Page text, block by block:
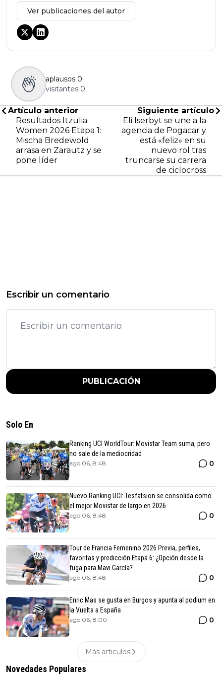
Ver publicaciones del autor
aplausos 0
visitantes 0
Artículo anterior
Resultados Itzulia
Women 2026 Etapa 1:
Mischa Bredewold
arrasa en Zarautz y se
pone líder
Siguiente artículo
Eli Iserbyt se une a la
agencia de Pogacar y
está «feliz» en su
nuevo rol tras
truncarse su carrera
de ciclocross
Escribir un comentario
PUBLICACIÓN
Solo En
Ranking UCI WorldTour: Movistar Team suma, pero
no sale de la mediocridad
ago 06, 8:48 0
Nuevo Ranking UCI: Tesfatsion se consolida como
el mejor Movistar de largo en 2026
ago 06, 8:48 0
Tour de Francia Femenino 2026 Previa, perfiles,
favoritas y predicción Etapa 6: ¿Opción desde la
fuga para Mavi García?
ago 06, 8:48 0
Enric Mas se gusta en Burgos y apunta al podium en
la Vuelta a España
ago 06, 8:00 0
Más articulos
Novedades Populares